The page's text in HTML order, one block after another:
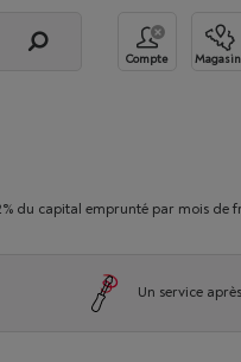
Compte
du capital emprunté par mois
Un service